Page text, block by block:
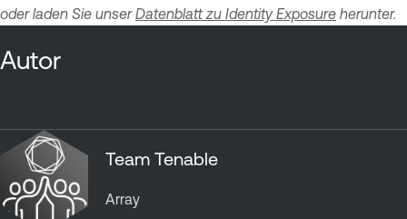
oder laden Sie unserDatenblatt zu Identity Exposure herunter.
Autor
Team Tenable
Array